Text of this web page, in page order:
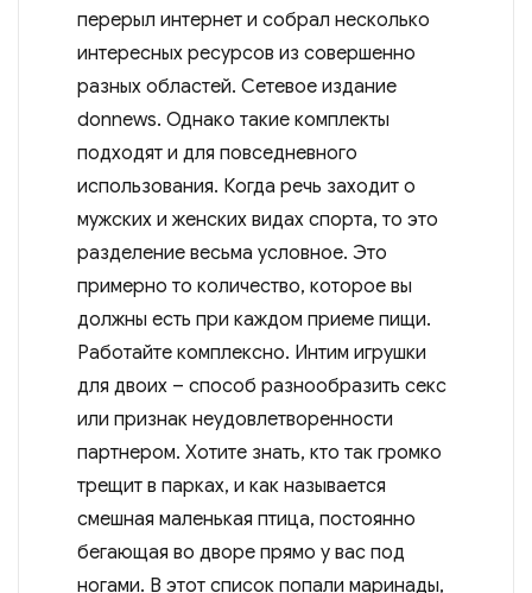
перерыл интернет и собрал несколько
интересных ресурсов из совершенно
разных областей. Сетевое издание
donnews. Однако такие комплекты
подходят и для повседневного
использования. Когда речь заходит о
мужских и женских видах спорта, то это
разделение весьма условное. Это
примерно то количество, которое вы
должны есть при каждом приеме пищи.
Работайте комплексно. Интим игрушки
для двоих – способ разнообразить секс
или признак неудовлетворенности
партнером. Хотите знать, кто так громко
трещит в парках, и как называется
смешная маленькая птица, постоянно
бегающая во дворе прямо у вас под
ногами. В этот список попали маринады,